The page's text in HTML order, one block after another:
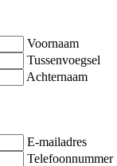
Voornaam
Tussenvoegsel
Achternaam
E-mailadres
Telefoonnummer